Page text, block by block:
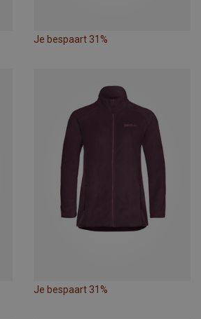
Je bespaart 31%
Je bespaart 31%